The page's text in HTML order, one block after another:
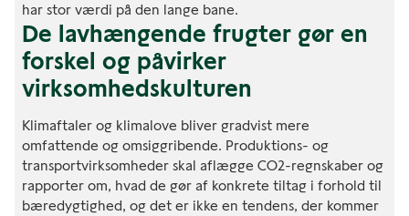
har stor værdi på den lange bane.
De lavhængende frugter gør en
forskel og påvirker
virksomhedskulturen
Klimaftaler og klimalove bliver gradvist mere
omfattende og omsiggribende. Produktions- og
transportvirksomheder skal aflægge CO2-regnskaber og
rapporter om, hvad de gør af konkrete tiltag i forhold til
bæredygtighed, og det er ikke en tendens, der kommer